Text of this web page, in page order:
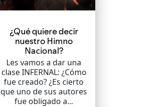
¿Qué quiere decir
nuestro Himno
Nacional?
Les vamos a dar una
clase INFERNAL: ¿Cómo
fue creado? ¿Es cierto
que uno de sus autores
fue obligado a...